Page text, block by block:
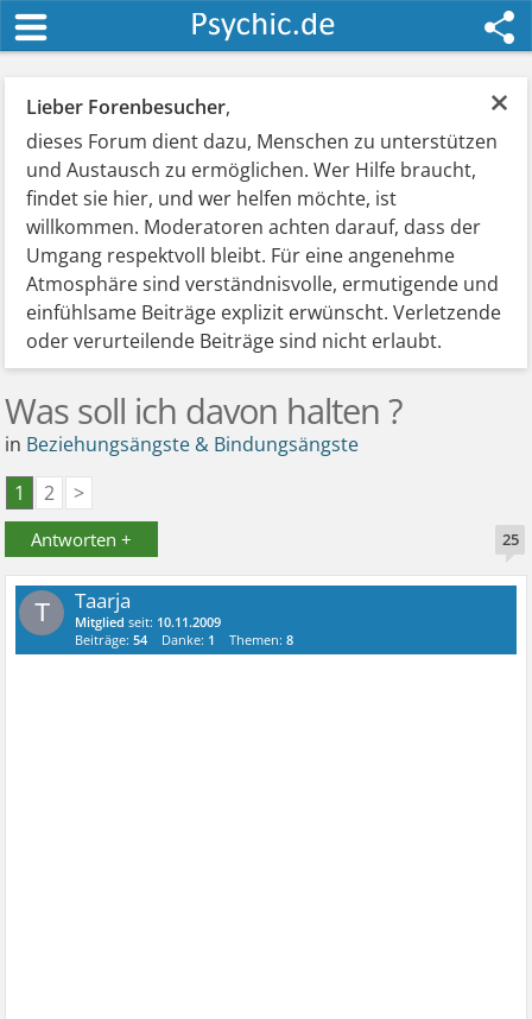
×
Lieber Forenbesucher,
dieses Forum dient dazu, Menschen zu unterstützen
und Austausch zu ermöglichen. Wer Hilfe braucht,
findet sie hier, und wer helfen möchte, ist
willkommen. Moderatoren achten darauf, dass der
Umgang respektvoll bleibt. Für eine angenehme
Atmosphäre sind verständnisvolle, ermutigende und
einfühlsame Beiträge explizit erwünscht. Verletzende
oder verurteilende Beiträge sind nicht erlaubt.
Was soll ich davon halten ?
in Beziehungsängste & Bindungsängste
1
2 >
Antworten + 25
T Taarja
Mitglied seit: 10.11.2009
Beiträge:54 Danke: 1 Themen:8